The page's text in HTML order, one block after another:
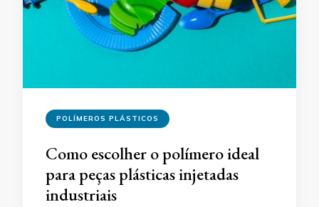
POLÍMEROS PLÁSTICOS
Como escolher o polímero ideal
para peças plásticas injetadas
industriais